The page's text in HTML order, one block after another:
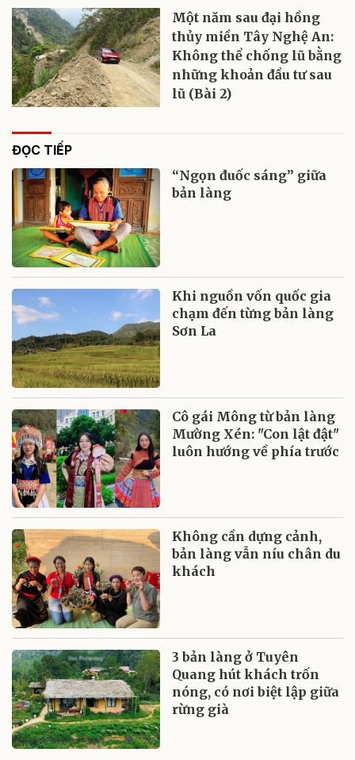
Một năm sau đại hồng
thủy miền Tây Nghệ An:
Không thể chống lũ bằng
những khoản đầu tư sau
lũ (Bài 2)
ĐỌC TIẾP
“Ngọn đuốc sáng” giữa
bản làng
Khi nguồn vốn quốc gia
chạm đến từng bản làng
Sơn La
Cô gái Mông từ bản làng
Mường Xén: "Con lật đật"
luôn hướng về phía trước
Không cần dựng cảnh,
bản làng vẫn níu chân du
khách
3 bản làng ở Tuyên
Quang hút khách trốn
nóng, có nơi biệt lập giữa
rừng già